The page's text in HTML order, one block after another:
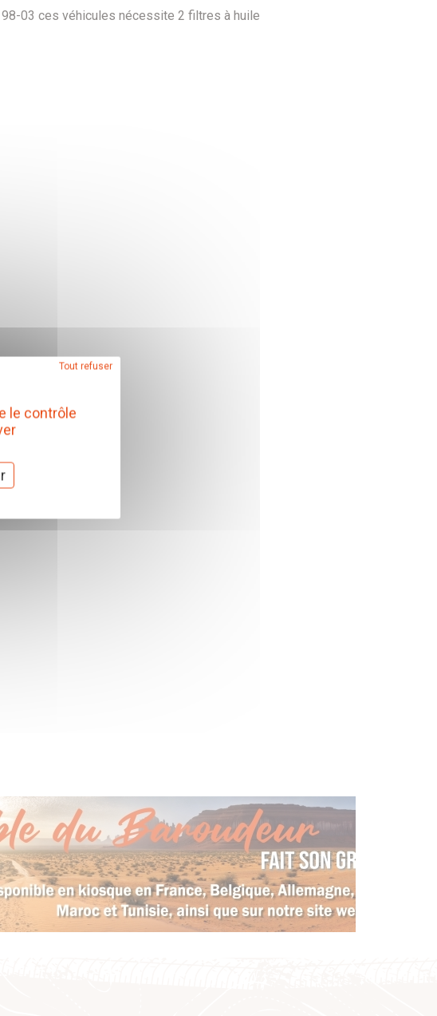
98-03 ces véhicules nécessite 2 filtres à huile
le contrôle
Tout refuser